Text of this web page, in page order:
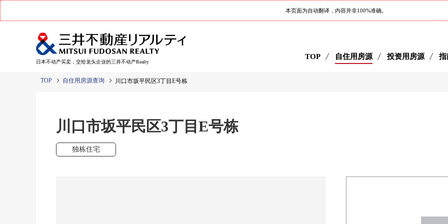
本页面为自动翻译，内容并非100%准确。
日本不动产买卖，交给龙头企业的三井不动产Realty
TOP 自住用房源 投资用房源 指
TOP 自住用房源查询 川口市坂平民区3丁目E号栋
川口市坂平民区3丁目E号栋
独栋住宅